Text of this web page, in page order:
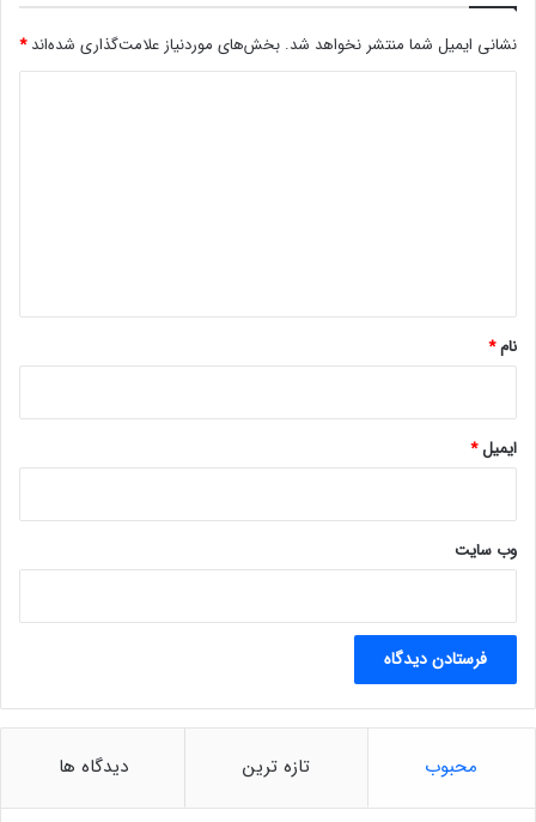
اخبار کوتاه
نشانی ایمیل شما منتشر نخواهد شد. بخش‌های موردنیاز علامت‌گذاری شده‌اند*
نام*
ایمیل*
وب‌ سایت
محبوب تازه ترین دیدگاه ها